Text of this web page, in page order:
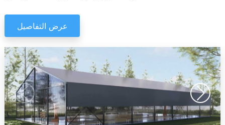
عرض التفاصيل